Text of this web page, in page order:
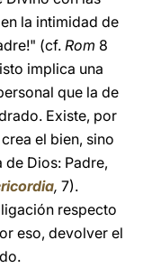
la intimidad de
(cf. Rom 8
implica una
que la de
Existe, por
el bien, sino
Dios: Padre,
, 7).
respecto
eso, devolver el